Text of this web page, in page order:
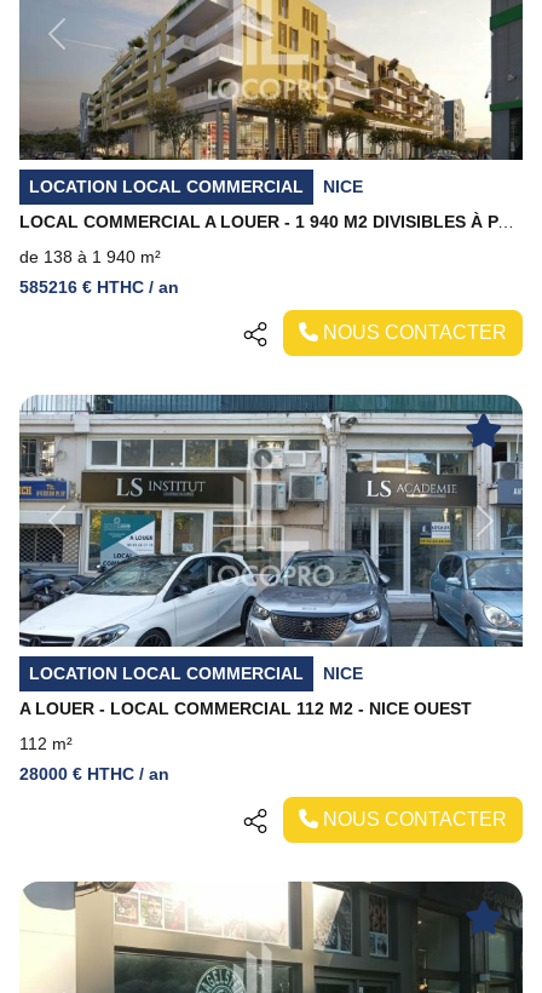
Previous
LOCATION LOCAL COMMERCIAL
NICE
LOCAL COMMERCIAL A LOUER - 1 940 M2 DIVISIBLES À PARTIR DE 138 M2 - NICE SAINT ISIDORE
de 138 à 1 940 m²
585216 € HTHC / an
NOUS CONTACTER
Previous Next
LOCATION LOCAL COMMERCIAL
NICE
A LOUER - LOCAL COMMERCIAL 112 M2 - NICE OUEST
112 m²
28000 € HTHC / an
NOUS CONTACTER